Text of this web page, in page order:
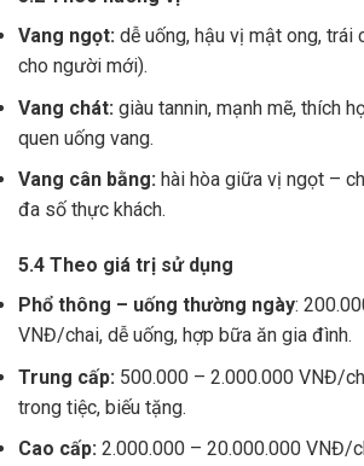
Vang ngọt: dễ uống, hậu vị mật ong, trái
cho người mới).
Vang chát: giàu tannin, mạnh mẽ, thích
quen uống vang.
Vang cân bằng: hài hòa giữa vị ngọt –
đa số thực khách.
5.4 Theo giá trị sử dụng
Phổ thông – uống thường ngày:
VNĐ/chai, dễ uống, hợp bữa ăn gia đình.
Trung cấp: 500.000 – 2.000.000 VNĐ/
trong tiệc, biếu tặng.
Cao cấp: 2.000.000 – 20.000.000 VNĐ/